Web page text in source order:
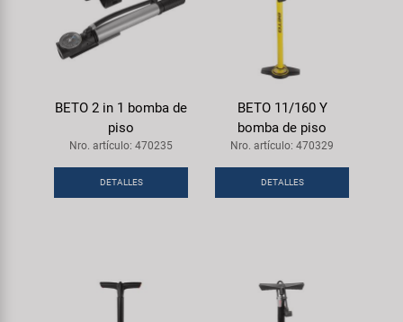
BETO 2 in 1 bomba de
piso
Nro. artículo: 470235
DETALLES
BETO 11/160 Y
bomba de piso
Nro. artículo: 470329
DETALLES